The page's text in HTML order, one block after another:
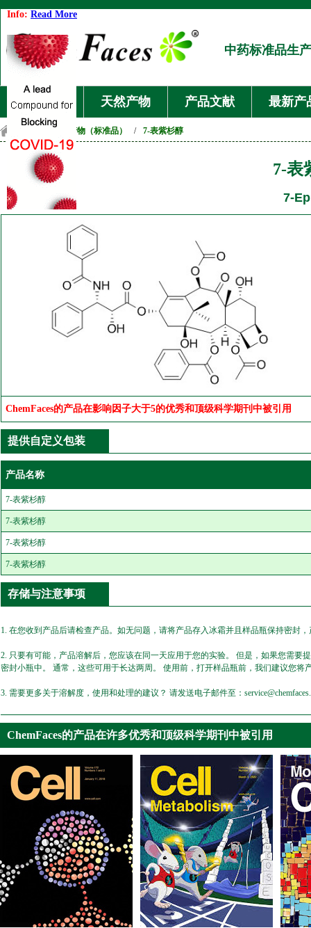
Info: Read More
中药标准品生
首页 天然产物 产品文献 最新产
天然产物（标准品） / 7-表紫杉醇
7-表
7-
ChemFaces的产品在影响因子大于5的优秀和顶级科学期刊中被引用
提供自定义包装
产品名称
7-表紫杉醇
7-表紫杉醇
7-表紫杉醇
7-表紫杉醇
存储与注意事项
1. 在您收到产品后请检查产品。如无问题，请将产品存入冰霜并且样品瓶保持密封
2. 只要有可能，产品溶解后，您应该在同一天应用于您的实验。 但是，如果您需
密封小瓶中。 通常，这些可用于长达两周。 使用前，打开样品瓶前，我们建议您将
3. 需要更多关于溶解度，使用和处理的建议？ 请发送电子邮件至：
ChemFaces的产品在许多优秀和顶级科学期刊中被引用